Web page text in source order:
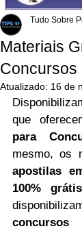
Materiais
Concursos
Tudo Sobre
Atualizado: 16 de
que
para
apostilas
100% grátis
concursos